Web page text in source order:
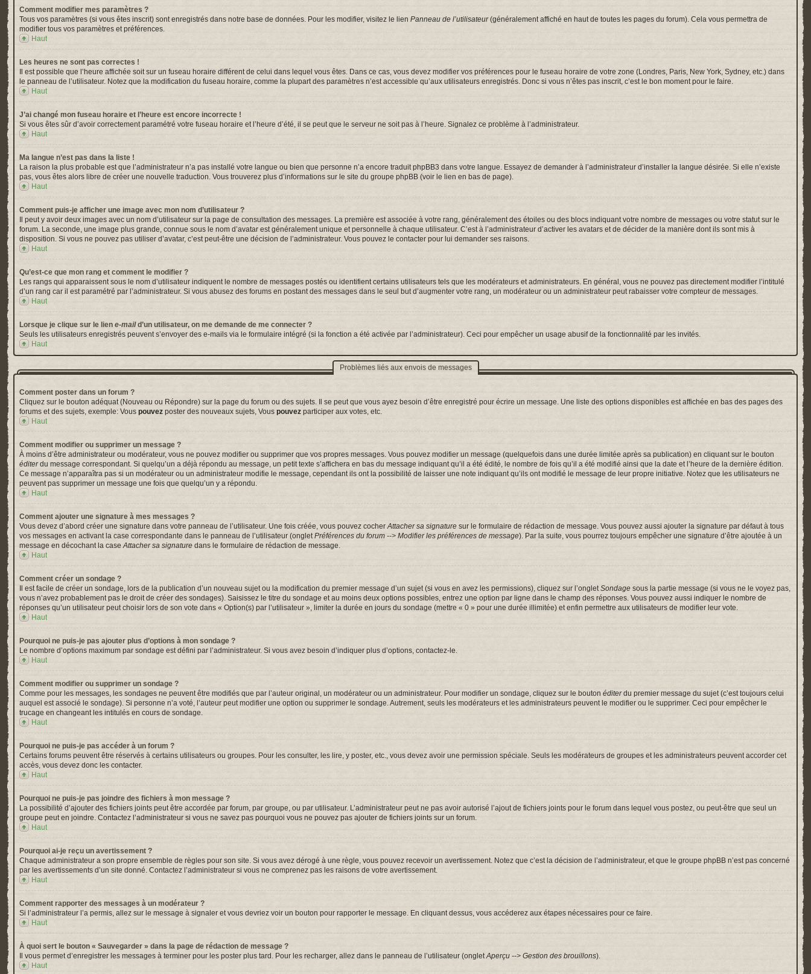
Comment modifier mes paramètres ?
Tous vos paramètres (si vous êtes inscrit) sont enregistrés dans notre base de données. Pour les modifier, visitez le lien Panneau de l’utilisateur(généralement affiché en haut de toutes les pages du forum). Cela vous permettra de
modifier tous vos paramètres et préférences.
Haut
Les heures ne sont pas correctes !
Il est possible que l’heure affichée soit sur un fuseau horaire différent de celui dans lequel vous êtes. Dans ce cas, vous devez modifier vos préférences pour le fuseau horaire de votre zone (Londres, Paris, New York, Sydney, etc.) dans
le panneau de l’utilisateur. Notez que la modification du fuseau horaire, comme la plupart des paramètres n’est accessible qu’aux utilisateurs enregistrés. Donc si vous n’êtes pas inscrit, c’est le bon moment pour le faire.
Haut
J’ai changé mon fuseau horaire et l’heure est encore incorrecte !
Si vous êtes sûr d’avoir correctement paramétré votre fuseau horaire et l’heure d’été, il se peut que le serveur ne soit pas à l’heure. Signalez ce problème à l’administrateur.
Haut
Ma langue n’est pas dans la liste !
La raison la plus probable est que l’administrateur n’a pas installé votre langue ou bien que personne n’a encore traduit phpBB3 dans votre langue. Essayez de demander à l’administrateur d’installer la langue désirée. Si elle n’existe
pas, vous êtes alors libre de créer une nouvelle traduction. Vous trouverez plus d’informations sur le site du groupe phpBB (voir le lien en bas de page).
Haut
Comment puis-je afficher une image avec mon nom d’utilisateur ?
Il peut y avoir deux images avec un nom d’utilisateur sur la page de consultation des messages. La première est associée à votre rang, généralement des étoiles ou des blocs indiquant votre nombre de messages ou votre statut sur le
forum. La seconde, une image plus grande, connue sous le nom d’avatar est généralement unique et personnelle à chaque utilisateur. C’est à l’administrateur d’activer les avatars et de décider de la manière dont ils sont mis à
disposition. Si vous ne pouvez pas utiliser d’avatar, c’est peut-être une décision de l’administrateur. Vous pouvez le contacter pour lui demander ses raisons.
Haut
Qu’est-ce que mon rang et comment le modifier ?
Les rangs qui apparaissent sous le nom d’utilisateur indiquent le nombre de messages postés ou identifient certains utilisateurs tels que les modérateurs et administrateurs. En général, vous ne pouvez pas directement modifier l’intitulé
d’un rang car il est paramétré par l’administrateur. Si vous abusez des forums en postant des messages dans le seul but d’augmenter votre rang, un modérateur ou un administrateur peut rabaisser votre compteur de messages.
Haut
Lorsque je clique sur le lien e-maild’un utilisateur, on me demande de me connecter ?
Seuls les utilisateurs enregistrés peuvent s’envoyer des e-mails via le formulaire intégré (si la fonction a été activée par l’administrateur). Ceci pour empêcher un usage abusif de la fonctionnalité par les invités.
Haut
Problèmes liés aux envois de messages
Comment poster dans un forum ?
Cliquez sur le bouton adéquat (Nouveau ou Répondre) sur la page du forum ou des sujets. Il se peut que vous ayez besoin d’être enregistré pour écrire un message. Une liste des options disponibles est affichée en bas des pages des
forums et des sujets, exemple: Vous pouvez poster des nouveaux sujets, Vous pouvez participer aux votes, etc.
Haut
Comment modifier ou supprimer un message ?
À moins d’être administrateur ou modérateur, vous ne pouvez modifier ou supprimer que vos propres messages. Vous pouvez modifier un message (quelquefois dans une durée limitée après sa publication) en cliquant sur le bouton
éditerdu message correspondant. Si quelqu’un a déjà répondu au message, un petit texte s’affichera en bas du message indiquant qu’il a été édité, le nombre de fois qu’il a été modifié ainsi que la date et l’heure de la dernière édition.
Ce message n’apparaîtra pas si un modérateur ou un administrateur modifie le message, cependant ils ont la possibilité de laisser une note indiquant qu’ils ont modifié le message de leur propre initiative. Notez que les utilisateurs ne
peuvent pas supprimer un message une fois que quelqu’un y a répondu.
Haut
Comment ajouter une signature à mes messages ?
Vous devez d’abord créer une signature dans votre panneau de l’utilisateur. Une fois créée, vous pouvez cocherAttacher sa signature sur le formulaire de rédaction de message. Vous pouvez aussi ajouter la signature par défaut à tous
vos messages en activant la case correspondante dans le panneau de l’utilisateur (ongletPréférences du forum --> Modifier les préférences de message). Par la suite, vous pourrez toujours empêcher une signature d’être ajoutée à un
message en décochant la caseAttacher sa signature dans le formulaire de rédaction de message.
Haut
Comment créer un sondage ?
Il est facile de créer un sondage, lors de la publication d’un nouveau sujet ou la modification du premier message d’un sujet (si vous en avez les permissions), cliquez sur l’ongletSondage sous la partie message (si vous ne le voyez pas,
vous n’avez probablement pas le droit de créer des sondages). Saisissez le titre du sondage et au moins deux options possibles, entrez une option par ligne dans le champ des réponses. Vous pouvez aussi indiquer le nombre de
réponses qu’un utilisateur peut choisir lors de son vote dans « Option(s) par l’utilisateur », limiter la durée en jours du sondage (mettre « 0 » pour une durée illimitée) et enfin permettre aux utilisateurs de modifier leur vote.
Haut
Pourquoi ne puis-je pas ajouter plus d’options à mon sondage ?
Le nombre d’options maximum par sondage est défini par l’administrateur. Si vous avez besoin d’indiquer plus d’options, contactez-le.
Haut
Comment modifier ou supprimer un sondage ?
Comme pour les messages, les sondages ne peuvent être modifiés que par l’auteur original, un modérateur ou un administrateur. Pour modifier un sondage, cliquez sur le bouton éditerdu premier message du sujet (c’est toujours celui
auquel est associé le sondage). Si personne n’a voté, l’auteur peut modifier une option ou supprimer le sondage. Autrement, seuls les modérateurs et les administrateurs peuvent le modifier ou le supprimer. Ceci pour empêcher le
trucage en changeant les intitulés en cours de sondage.
Haut
Pourquoi ne puis-je pas accéder à un forum ?
Certains forums peuvent être réservés à certains utilisateurs ou groupes. Pour les consulter, les lire, y poster, etc., vous devez avoir une permission spéciale. Seuls les modérateurs de groupes et les administrateurs peuvent accorder cet
accès, vous devez donc les contacter.
Haut
Pourquoi ne puis-je pas joindre des fichiers à mon message ?
La possibilité d’ajouter des fichiers joints peut être accordée par forum, par groupe, ou par utilisateur. L’administrateur peut ne pas avoir autorisé l’ajout de fichiers joints pour le forum dans lequel vous postez, ou peut-être que seul un
groupe peut en joindre. Contactez l’administrateur si vous ne savez pas pourquoi vous ne pouvez pas ajouter de fichiers joints sur un forum.
Haut
Pourquoi ai-je reçu un avertissement ?
Chaque administrateur a son propre ensemble de règles pour son site. Si vous avez dérogé à une règle, vous pouvez recevoir un avertissement. Notez que c’est la décision de l’administrateur, et que le groupe phpBB n’est pas concerné
par les avertissements d’un site donné. Contactez l’administrateur si vous ne comprenez pas les raisons de votre avertissement.
Haut
Comment rapporter des messages à un modérateur ?
Si l’administrateur l’a permis, allez sur le message à signaler et vous devriez voir un bouton pour rapporter le message. En cliquant dessus, vous accéderez aux étapes nécessaires pour ce faire.
Haut
À quoi sert le bouton « Sauvegarder » dans la page de rédaction de message ?
Il vous permet d’enregistrer les messages à terminer pour les poster plus tard. Pour les recharger, allez dans le panneau de l’utilisateur (ongletAperçu --> Gestion des brouillons).
Haut